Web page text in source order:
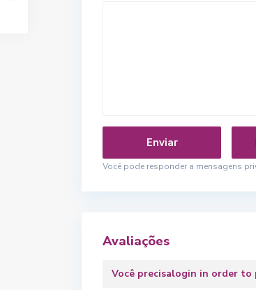
Você pode responder a mensagens
Avaliações
Você precisalogin in order to